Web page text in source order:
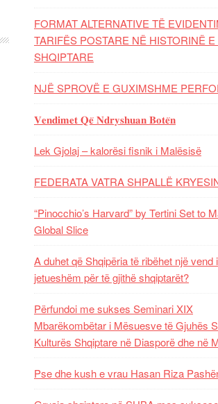
FORMAT ALTERNATIVE TË
TARIFËS POSTARE NË HISTORINË
SHQIPTARE
NJË SPROVË E GUXIMSHME
𝐕𝐞𝐧𝐝𝐢𝐦𝐞𝐭 𝐐𝐞̈ 𝐍𝐝𝐫𝐲𝐬𝐡𝐮𝐚𝐧 𝐁𝐨𝐭𝐞̈𝐧
Lek Gjolaj – kalorësi fisnik i Malësisë
FEDERATA VATRA SHPALLË
“Pinocchio’s Harvard” by Tertini Set to
Global Slice
A duhet që Shqipëria të ribëhet një vend i
jetueshëm për të gjithë shqiptarët?
Përfundoi me sukses Seminari XIX
Mbarëkombëtar i Mësuesve të Gjuhës
Kulturës Shqiptare në Diasporë dhe në
Pse dhe kush e vrau Hasan Riza